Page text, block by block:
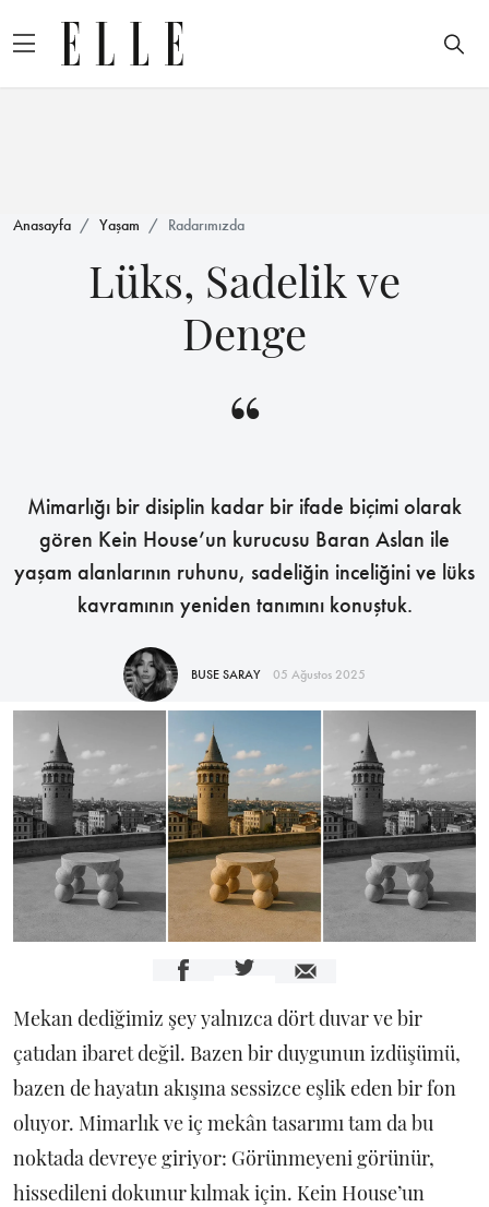
Anasayfa Yaşam Radarımızda
Lüks, Sadelik ve
Denge
“
Mimarlığı bir disiplin kadar bir ifade biçimi olarak
gören Kein House’un kurucusu Baran Aslan ile
yaşam alanlarının ruhunu, sadeliğin inceliğini ve lüks
kavramının yeniden tanımını konuştuk.
BUSE SARAY 05 Ağustos 2025
Mekan dediğimiz şey yalnızca dört duvar ve bir
çatıdan ibaret değil. Bazen bir duygunun izdüşümü,
bazen de hayatın akışına sessizce eşlik eden bir fon
oluyor. Mimarlık ve iç mekân tasarımı tam da bu
noktada devreye giriyor: Görünmeyeni görünür,
hissedileni dokunur kılmak için. Kein House’un